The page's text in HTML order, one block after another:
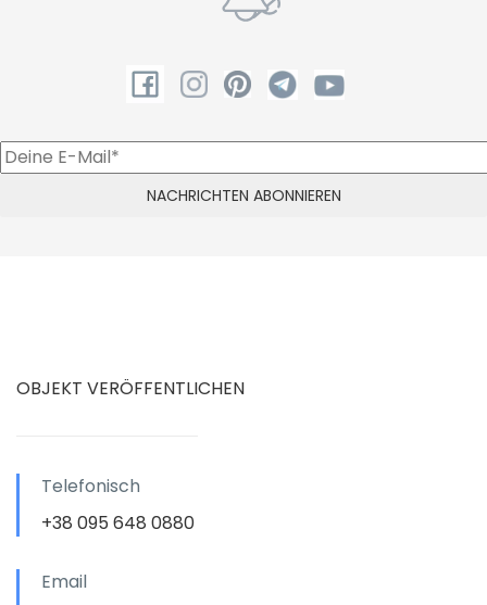
OBJEKT VERÖFFENTLICHEN
Telefonisch
+38 095 648 0880
Email